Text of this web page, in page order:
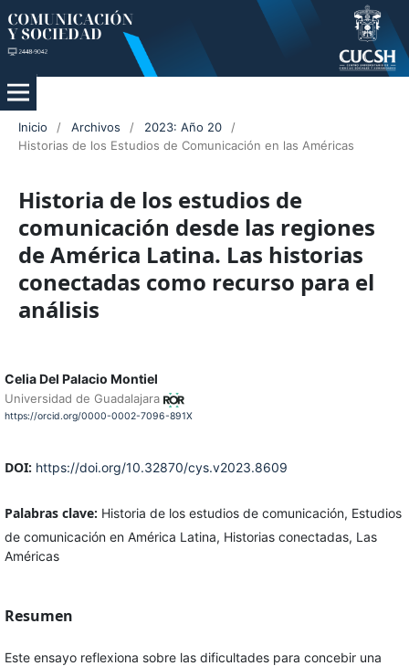
Inicio / Archivos / 2023: Año 20
/
Historias de los Estudios de Comunicación en las Américas
Historia de los estudios de
comunicación desde las regiones
de América Latina. Las historias
conectadas como recurso para el
análisis
Celia Del Palacio Montiel
Universidad de Guadalajara
https://orcid.org/0000-0002-7096-891X
DOI: https://doi.org/10.32870/cys.v2023.8609
Palabras clave: Historia de los estudios de comunicación, Estudios
de comunicación en América Latina, Historias conectadas, Las
Américas
Resumen
Este ensayo reflexiona sobre las dificultades para concebir una